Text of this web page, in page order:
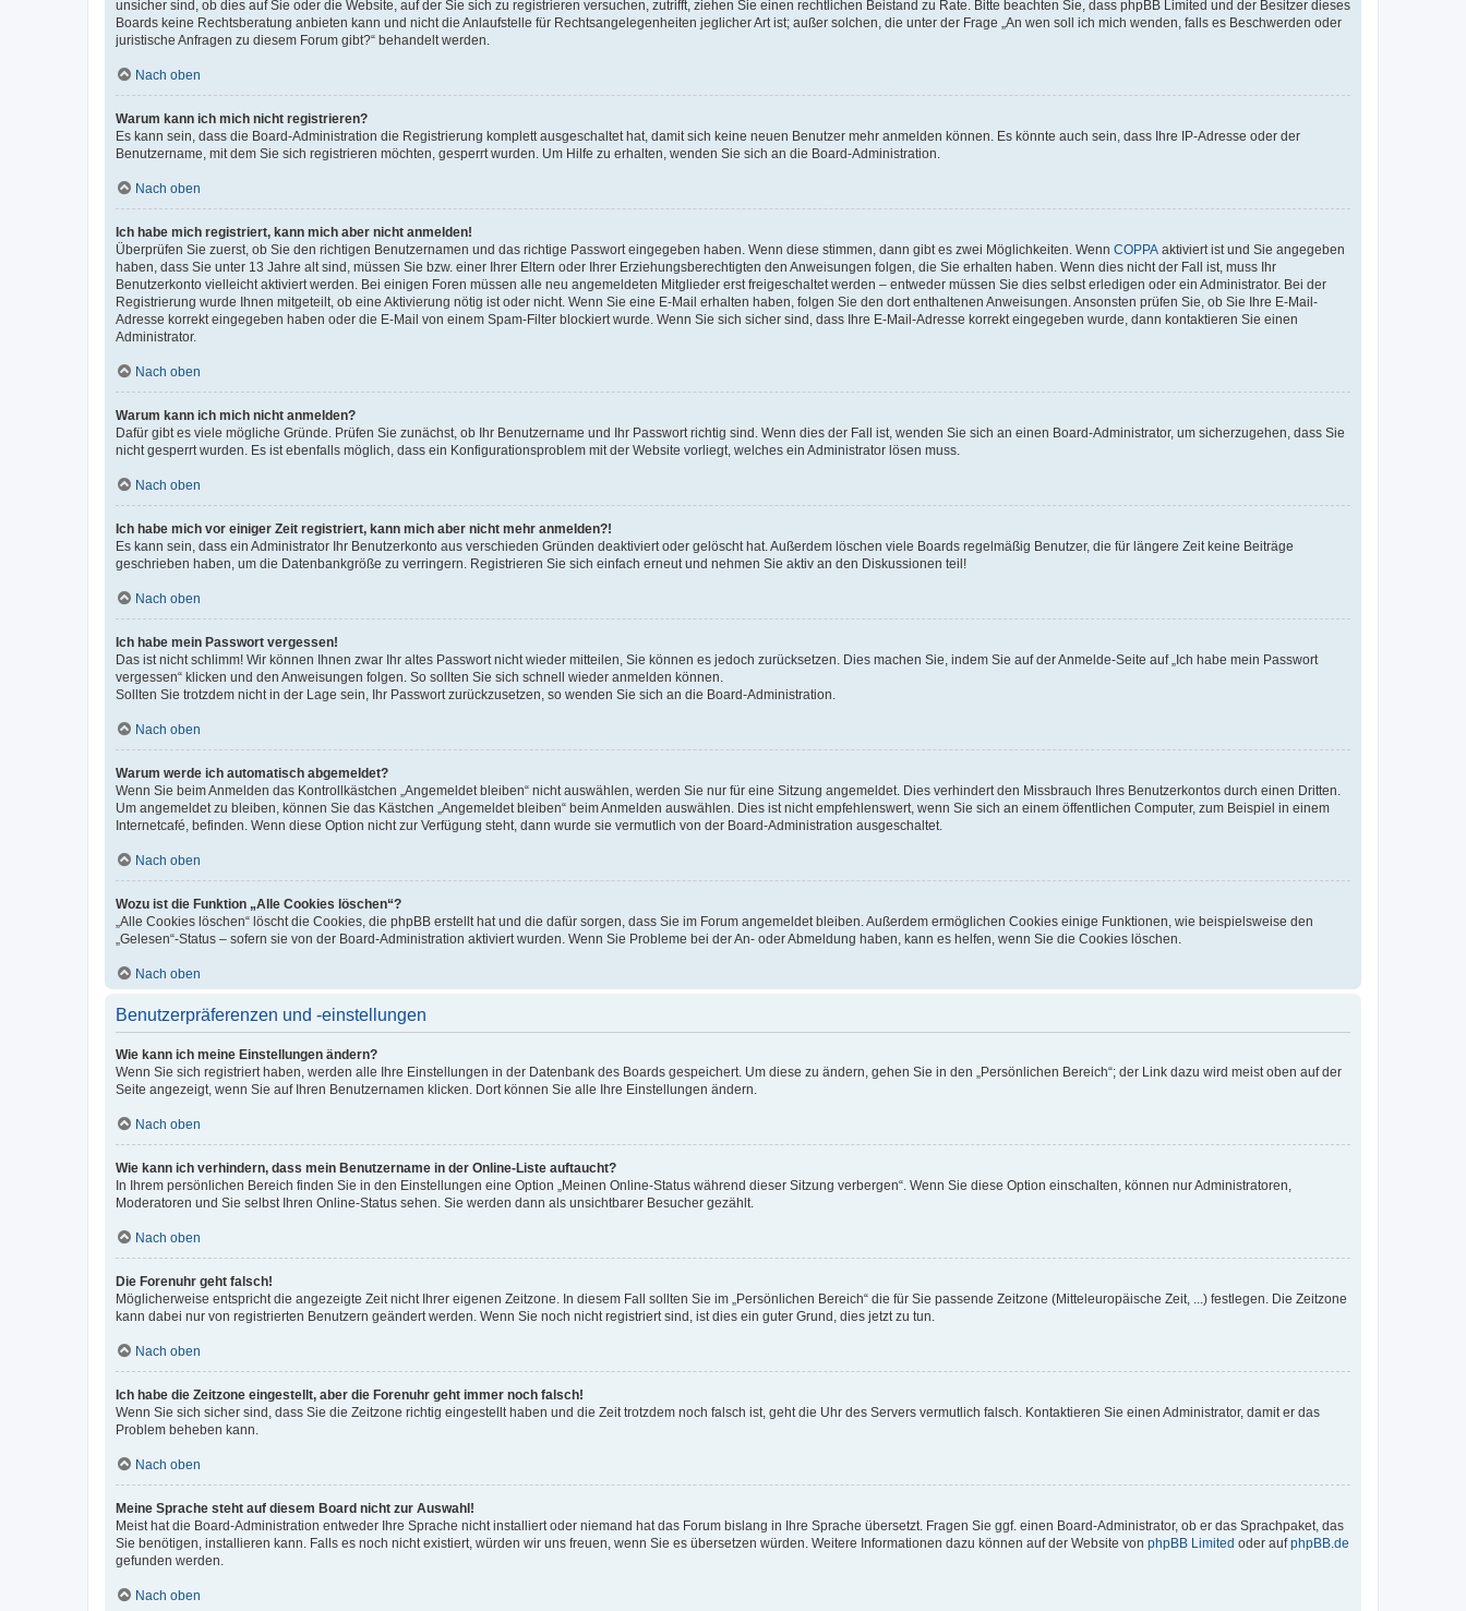
unsicher sind, ob dies auf Sie oder die Website, auf der Sie sich zu registrieren versuchen, zutrifft, ziehen Sie einen rechtlichen Beistand zu Rate. Bitte beachten Sie, dass phpBB Limited und der Besitzer dieses
Boards keine Rechtsberatung anbieten kann und nicht die Anlaufstelle für Rechtsangelegenheiten jeglicher Art ist; außer solchen, die unter der Frage „An wen soll ich mich wenden, falls es Beschwerden oder
juristische Anfragen zu diesem Forum gibt?“ behandelt werden.
Nach oben
Warum kann ich mich nicht registrieren?
Es kann sein, dass die Board-Administration die Registrierung komplett ausgeschaltet hat, damit sich keine neuen Benutzer mehr anmelden können. Es könnte auch sein, dass Ihre IP-Adresse oder der
Benutzername, mit dem Sie sich registrieren möchten, gesperrt wurden. Um Hilfe zu erhalten, wenden Sie sich an die Board-Administration.
Nach oben
Ich habe mich registriert, kann mich aber nicht anmelden!
Überprüfen Sie zuerst, ob Sie den richtigen Benutzernamen und das richtige Passwort eingegeben haben. Wenn diese stimmen, dann gibt es zwei Möglichkeiten. Wenn COPPA aktiviert ist und Sie angegeben
haben, dass Sie unter 13 Jahre alt sind, müssen Sie bzw. einer Ihrer Eltern oder Ihrer Erziehungsberechtigten den Anweisungen folgen, die Sie erhalten haben. Wenn dies nicht der Fall ist, muss Ihr
Benutzerkonto vielleicht aktiviert werden. Bei einigen Foren müssen alle neu angemeldeten Mitglieder erst freigeschaltet werden – entweder müssen Sie dies selbst erledigen oder ein Administrator. Bei der
Registrierung wurde Ihnen mitgeteilt, ob eine Aktivierung nötig ist oder nicht. Wenn Sie eine E-Mail erhalten haben, folgen Sie den dort enthaltenen Anweisungen. Ansonsten prüfen Sie, ob Sie Ihre E-Mail-
Adresse korrekt eingegeben haben oder die E-Mail von einem Spam-Filter blockiert wurde. Wenn Sie sich sicher sind, dass Ihre E-Mail-Adresse korrekt eingegeben wurde, dann kontaktieren Sie einen
Administrator.
Nach oben
Warum kann ich mich nicht anmelden?
Dafür gibt es viele mögliche Gründe. Prüfen Sie zunächst, ob Ihr Benutzername und Ihr Passwort richtig sind. Wenn dies der Fall ist, wenden Sie sich an einen Board-Administrator, um sicherzugehen, dass Sie
nicht gesperrt wurden. Es ist ebenfalls möglich, dass ein Konfigurationsproblem mit der Website vorliegt, welches ein Administrator lösen muss.
Nach oben
Ich habe mich vor einiger Zeit registriert, kann mich aber nicht mehr anmelden?!
Es kann sein, dass ein Administrator Ihr Benutzerkonto aus verschieden Gründen deaktiviert oder gelöscht hat. Außerdem löschen viele Boards regelmäßig Benutzer, die für längere Zeit keine Beiträge
geschrieben haben, um die Datenbankgröße zu verringern. Registrieren Sie sich einfach erneut und nehmen Sie aktiv an den Diskussionen teil!
Nach oben
Ich habe mein Passwort vergessen!
Das ist nicht schlimm! Wir können Ihnen zwar Ihr altes Passwort nicht wieder mitteilen, Sie können es jedoch zurücksetzen. Dies machen Sie, indem Sie auf der Anmelde-Seite auf „Ich habe mein Passwort
vergessen“ klicken und den Anweisungen folgen. So sollten Sie sich schnell wieder anmelden können.
Sollten Sie trotzdem nicht in der Lage sein, Ihr Passwort zurückzusetzen, so wenden Sie sich an die Board-Administration.
Nach oben
Warum werde ich automatisch abgemeldet?
Wenn Sie beim Anmelden das Kontrollkästchen „Angemeldet bleiben“ nicht auswählen, werden Sie nur für eine Sitzung angemeldet. Dies verhindert den Missbrauch Ihres Benutzerkontos durch einen Dritten.
Um angemeldet zu bleiben, können Sie das Kästchen „Angemeldet bleiben“ beim Anmelden auswählen. Dies ist nicht empfehlenswert, wenn Sie sich an einem öffentlichen Computer, zum Beispiel in einem
Internetcafé, befinden. Wenn diese Option nicht zur Verfügung steht, dann wurde sie vermutlich von der Board-Administration ausgeschaltet.
Nach oben
Wozu ist die Funktion „Alle Cookies löschen“?
„Alle Cookies löschen“ löscht die Cookies, die phpBB erstellt hat und die dafür sorgen, dass Sie im Forum angemeldet bleiben. Außerdem ermöglichen Cookies einige Funktionen, wie beispielsweise den
„Gelesen“-Status – sofern sie von der Board-Administration aktiviert wurden. Wenn Sie Probleme bei der An- oder Abmeldung haben, kann es helfen, wenn Sie die Cookies löschen.
Nach oben
Benutzerpräferenzen und -einstellungen
Wie kann ich meine Einstellungen ändern?
Wenn Sie sich registriert haben, werden alle Ihre Einstellungen in der Datenbank des Boards gespeichert. Um diese zu ändern, gehen Sie in den „Persönlichen Bereich“; der Link dazu wird meist oben auf der
Seite angezeigt, wenn Sie auf Ihren Benutzernamen klicken. Dort können Sie alle Ihre Einstellungen ändern.
Nach oben
Wie kann ich verhindern, dass mein Benutzername in der Online-Liste auftaucht?
In Ihrem persönlichen Bereich finden Sie in den Einstellungen eine Option „Meinen Online-Status während dieser Sitzung verbergen“. Wenn Sie diese Option einschalten, können nur Administratoren,
Moderatoren und Sie selbst Ihren Online-Status sehen. Sie werden dann als unsichtbarer Besucher gezählt.
Nach oben
Die Forenuhr geht falsch!
Möglicherweise entspricht die angezeigte Zeit nicht Ihrer eigenen Zeitzone. In diesem Fall sollten Sie im „Persönlichen Bereich“ die für Sie passende Zeitzone (Mitteleuropäische Zeit, ...) festlegen. Die Zeitzone
kann dabei nur von registrierten Benutzern geändert werden. Wenn Sie noch nicht registriert sind, ist dies ein guter Grund, dies jetzt zu tun.
Nach oben
Ich habe die Zeitzone eingestellt, aber die Forenuhr geht immer noch falsch!
Wenn Sie sich sicher sind, dass Sie die Zeitzone richtig eingestellt haben und die Zeit trotzdem noch falsch ist, geht die Uhr des Servers vermutlich falsch. Kontaktieren Sie einen Administrator, damit er das
Problem beheben kann.
Nach oben
Meine Sprache steht auf diesem Board nicht zur Auswahl!
Meist hat die Board-Administration entweder Ihre Sprache nicht installiert oder niemand hat das Forum bislang in Ihre Sprache übersetzt. Fragen Sie ggf. einen Board-Administrator, ob er das Sprachpaket, das
Sie benötigen, installieren kann. Falls es noch nicht existiert, würden wir uns freuen, wenn Sie es übersetzen würden. Weitere Informationen dazu können auf der Website von phpBB Limited oder aufphpBB.de
gefunden werden.
Nach oben